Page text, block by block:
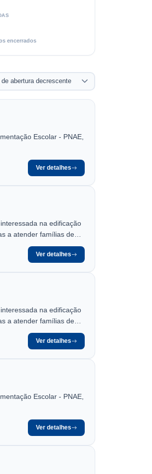
encerrados
Escolar - PNAE,
Ver detalhes
na edificação
a atender famílias de
Ver detalhes
na edificação
a atender famílias de
Ver detalhes
Escolar - PNAE,
Ver detalhes